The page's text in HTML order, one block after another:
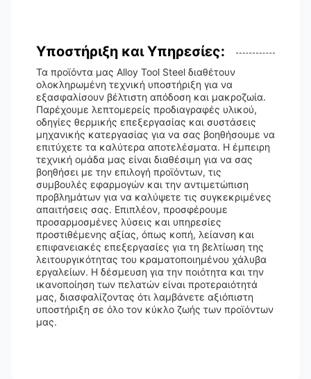
Υποστήριξη και Υπηρεσίες:
Τα προϊόντα μας Alloy Tool Steel διαθέτουν
ολοκληρωμένη τεχνική υποστήριξη για να
εξασφαλίσουν βέλτιστη απόδοση και μακροζωία.
Παρέχουμε λεπτομερείς προδιαγραφές υλικού,
οδηγίες θερμικής επεξεργασίας και συστάσεις
μηχανικής κατεργασίας για να σας βοηθήσουμε να
επιτύχετε τα καλύτερα αποτελέσματα. Η έμπειρη
τεχνική ομάδα μας είναι διαθέσιμη για να σας
βοηθήσει με την επιλογή προϊόντων, τις
συμβουλές εφαρμογών και την αντιμετώπιση
προβλημάτων για να καλύψετε τις συγκεκριμένες
απαιτήσεις σας. Επιπλέον, προσφέρουμε
προσαρμοσμένες λύσεις και υπηρεσίες
προστιθέμενης αξίας, όπως κοπή, λείανση και
επιφανειακές επεξεργασίες για τη βελτίωση της
λειτουργικότητας του κραματοποιημένου χάλυβα
εργαλείων. Η δέσμευση για την ποιότητα και την
ικανοποίηση των πελατών είναι προτεραιότητά
μας, διασφαλίζοντας ότι λαμβάνετε αξιόπιστη
υποστήριξη σε όλο τον κύκλο ζωής των προϊόντων
μας.